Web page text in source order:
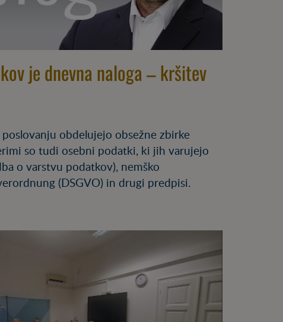
je dnevna naloga – kršitev
obdelujejo obsežne zbirke
so tudi osebni podatki, ki jih varujejo
o varstvu podatkov), nemško
(DSGVO) in drugi predpisi.